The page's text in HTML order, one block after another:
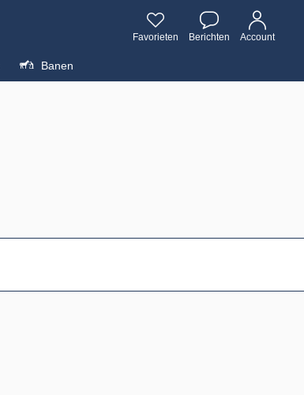
Favorieten Berichten Account
Banen